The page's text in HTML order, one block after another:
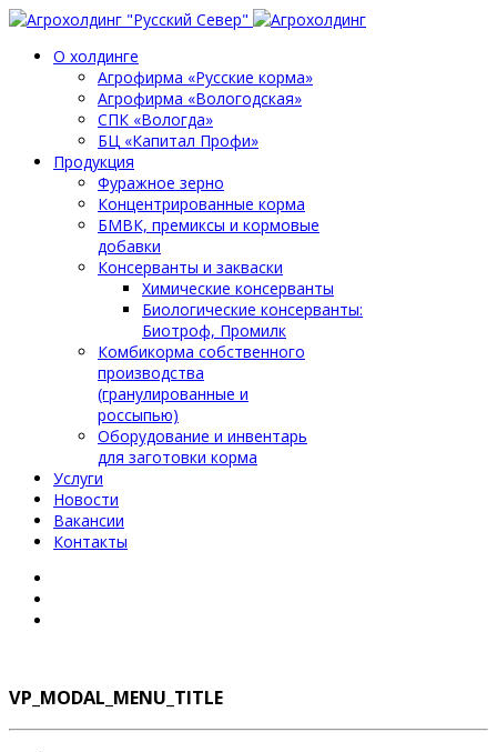
О холдинге
Агрофирма «Русские корма»
Агрофирма «Вологодская»
СПК «Вологда»
БЦ «Капитал Профи»
Продукция
Фуражное зерно
Концентрированные корма
БМВК, премиксы и кормовые
добавки
Консерванты и закваски
Химические консерванты
Биологические консерванты:
Биотроф, Промилк
Комбикорма собственного
производства
(гранулированные и
россыпью)
Оборудование и инвентарь
для заготовки корма
Услуги
Новости
Вакансии
Контакты
VP_MODAL_MENU_TITLE